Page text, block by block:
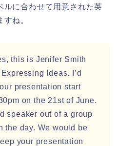
ルに合わせて用意された英
ね。
this is Jenifer Smith
Ideas. I’d
presentation start
on the 21st of June.
speaker out of a group
the day. We would be
your presentation